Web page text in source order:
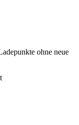
ohne neue